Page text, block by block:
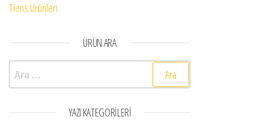
Tiens Ürünleri
ÜRÜN ARA
Arama:
YAZI KATEGORILERI